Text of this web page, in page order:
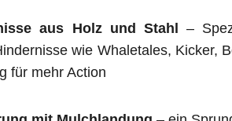
aus Holz und Stahl
–
wie Whaletales, Kicker,
für mehr Action